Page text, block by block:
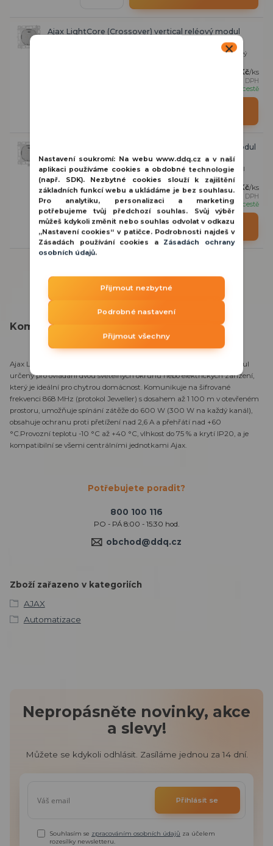
Ajax LightCore (Crossover) vertical reléový modul
Ajax LightCore (Crossover) vertikál je pokročilý bezdrátový reléový
2 211 Kč/ks
bez DPH
na cestě
Ajax LightCore (Crossover) inteligentní reléový modul
Ajax LightCore (Crossover) je pokročilý bezdrátový reléový modul
určený pro ovládání osvětlení z víc...
2 211 Kč/ks
1 827 Kč
bez DPH
na cestě
Přidat do košíku
Kompletní specifikace
Ajax LightCore (2-gang) vertikál je pokročilý bezdrátový reléový modul
určený pro ovládání dvou světelných okruhů nebo elektrických zařízení,
který je ideální pro chytrou domácnost. Komunikuje na šifrované
frekvenci 868 MHz (protokol Jeweller) s dosahem až 1 100 m v otevřeném
prostoru, umožňuje spínání zátěže do 600 W (300 W na každý kanál),
obsahuje ochranu proti přetížení nad 2,6 A a přehřátí nad +60
°C.Provozní teplotu -10 °C až +40 °C, vlhkost do 75 % a krytí IP20, a je
kompatibilní se všemi centrálními jednotkami Ajax.
Potřebujete poradit?
800 100 116
PO - PÁ 8:00 - 15:30 hod.
obchod@ddq.cz
Zboží zařazeno v kategoriích
AJAX
Automatizace
Nepropásněte novinky, akce
a slevy!
Můžete se kdykoli odhlásit. Zasíláme jednou za 14 dní.
Přihlásit se
Souhlasím se zpracováním osobních údajů za účelem
rozesílky newsletteru.
Nastavení soukromí: Na webu www.ddq.cz a v naší
aplikaci používáme cookies a obdobné technologie
(např. SDK). Nezbytné cookies slouží k zajištění
základních funkcí webu a ukládáme je bez souhlasu.
Pro analytiku, personalizaci a marketing
potřebujeme tvůj předchozí souhlas. Svůj výběr
můžeš kdykoli změnit nebo souhlas odvolat v odkazu
„Nastavení cookies“ v patičce. Podrobnosti najdeš v
Zásadách používání cookies a Zásadách ochrany
osobních údajů.
Přijmout nezbytné
Podrobné nastavení
Přijmout všechny